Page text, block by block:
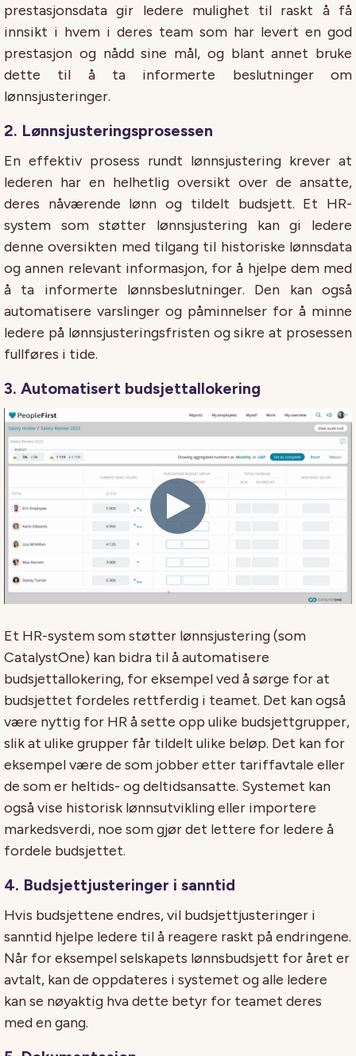
prestasjonsdata gir ledere mulighet til raskt å få
innsikt i hvem i deres team som har levert en god
prestasjon og nådd sine mål, og blant annet bruke
dette til å ta informerte beslutninger om
lønnsjusteringer.
2. Lønnsjusteringsprosessen
En effektiv prosess rundt lønnsjustering krever at
lederen har en helhetlig oversikt over de ansatte,
deres nåværende lønn og tildelt budsjett. Et HR-
system som støtter lønnsjustering kan gi ledere
denne oversikten med tilgang til historiske lønnsdata
og annen relevant informasjon, for å hjelpe dem med
å ta informerte lønnsbeslutninger. Den kan også
automatisere varslinger og påminnelser for å minne
ledere på lønnsjusteringsfristen og sikre at prosessen
fullføres i tide.
3. Automatisert budsjettallokering
Et HR-system som støtter lønnsjustering (som
CatalystOne) kan bidra til å automatisere
budsjettallokering, for eksempel ved å sørge for at
budsjettet fordeles rettferdig i teamet. Det kan også
være nyttig for HR å sette opp ulike budsjettgrupper,
slik at ulike grupper får tildelt ulike beløp. Det kan for
eksempel være de som jobber etter tariffavtale eller
de som er heltids- og deltidsansatte. Systemet kan
også vise historisk lønnsutvikling eller importere
markedsverdi, noe som gjør det lettere for ledere å
fordele budsjettet.
4. Budsjettjusteringer i sanntid
Hvis budsjettene endres, vil budsjettjusteringer i
sanntid hjelpe ledere til å reagere raskt på endringene.
Når for eksempel selskapets lønnsbudsjett for året er
avtalt, kan de oppdateres i systemet og alle ledere
kan se nøyaktig hva dette betyr for teamet deres
med en gang.